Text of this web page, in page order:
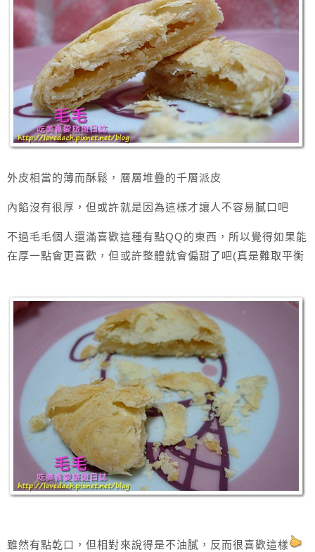
外皮相當的薄而酥鬆，層層堆疊的千層派皮
內餡沒有很厚，但或許就是因為這樣才讓人不容易膩口吧
不過毛毛個人還滿喜歡這種有點QQ的東西，所以覺得如果能
在厚一點會更喜歡，但或許整體就會偏甜了吧(真是難取平衡
雖然有點乾口，但相對來說得是不油膩，反而很喜歡這樣